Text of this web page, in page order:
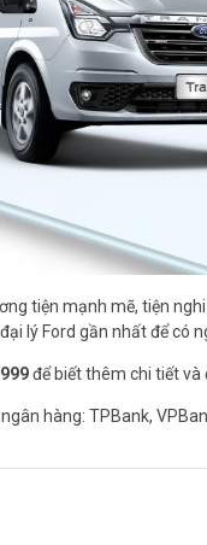
tiện mạnh mẽ, tiện
lý Ford gần nhất để có
để biết thêm chi tiết và
hàng: TPBank,